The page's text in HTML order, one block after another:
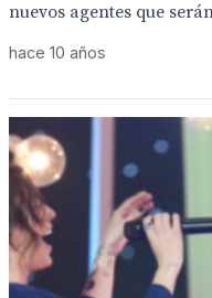
nuevos agentes que
hace 10 años